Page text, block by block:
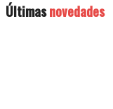
Últimasnovedades